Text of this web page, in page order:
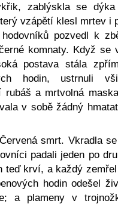
zablýskla se
vzápětí klesl mrtev i
pozvedl k
komnaty. Když se
postava stála
hodin, ustrnuli
rubáš a mrtvolná
v sobě žádný
smrt. Vkradla
padali jeden po
teď krví, a každý
hodin odešel
a plameny v